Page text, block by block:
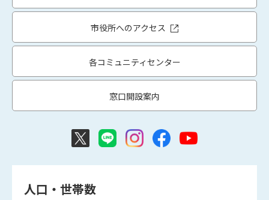
市役所へのアクセス
各コミュニティセンター
窓口開設案内
人口・世帯数